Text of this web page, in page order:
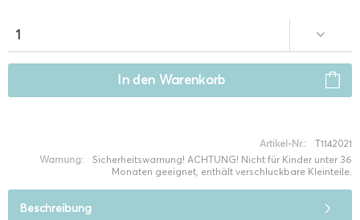
In den Warenkorb
Artikel-Nr.:
T1142021
Warnung:
Sicherheitswarnung! ACHTUNG! Nicht für Kinder unter 36
Monaten geeignet, enthält verschluckbare Kleinteile.
Beschreibung